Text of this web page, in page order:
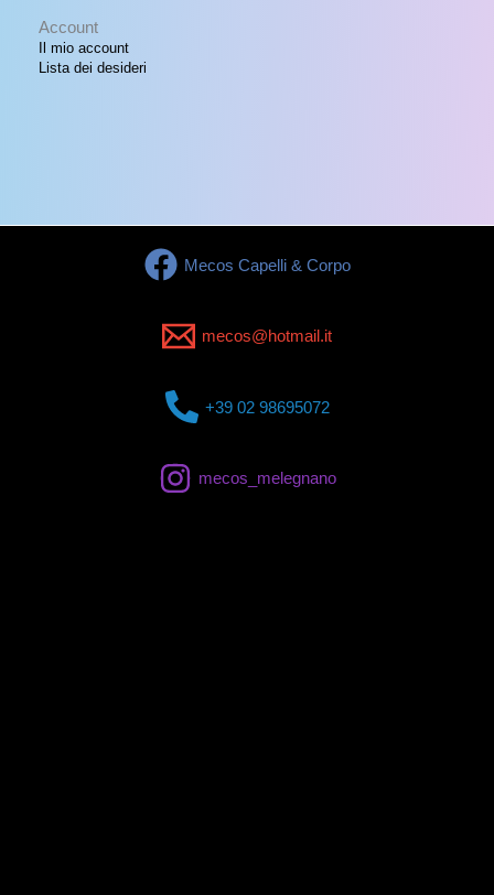
Account
Il mio account
Lista dei desideri
Mecos Capelli & Corpo
mecos@hotmail.it
+39 02 98695072
mecos_melegnano